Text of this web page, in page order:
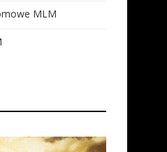
MLM